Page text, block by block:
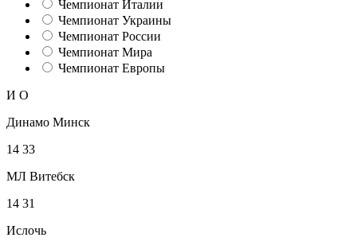
Чемпионат Италии
Чемпионат Украины
Чемпионат России
Чемпионат Мира
Чемпионат Европы
И О
Динамо Минск
14 33
МЛ Витебск
14 31
Ислочь